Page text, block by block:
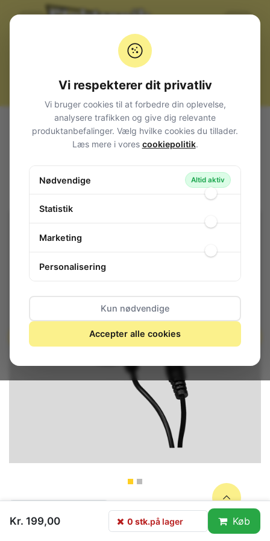
Alle produkter
Strømforsyninger Transformatorer
Stabiliseret fast DC
15V
Strømforsyning 15V, 1200mA
Strømforsyning 15V, 1200mA
Kr. 199,00 0 stk.på lager Køb
Vi respekterer dit privatliv
Vi bruger cookies til at forbedre din oplevelse,
analysere trafikken og give dig relevante
produktanbefalinger. Vælg hvilke cookies du tillader.
Læs mere i vores cookiepolitik.
Nødvendige Altid aktiv
Statistik
Marketing
Personalisering
Kun nødvendige
Accepter alle cookies